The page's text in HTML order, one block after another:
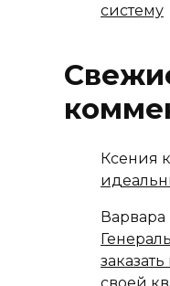
систему
Ксения к